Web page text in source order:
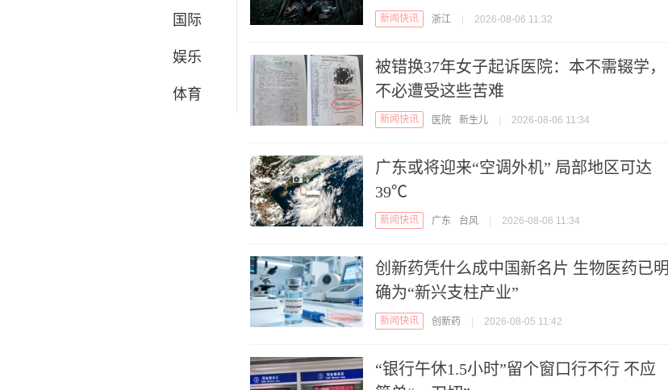
国际
娱乐
体育
新闻快讯 浙江 2026-08-06 11:32
被错换37年女子起诉医院：本不需辍学，
不必遭受这些苦难
新闻快讯 医院 新生儿 2026-08-06 11:34
广东或将迎来“空调外机” 局部地区可达
39℃
新闻快讯 广东 台风 2026-08-06 11:34
创新药凭什么成中国新名片 生物医药已明
确为“新兴支柱产业”
新闻快讯 创新药 2026-08-05 11:42
“银行午休1.5小时”留个窗口行不行 不应